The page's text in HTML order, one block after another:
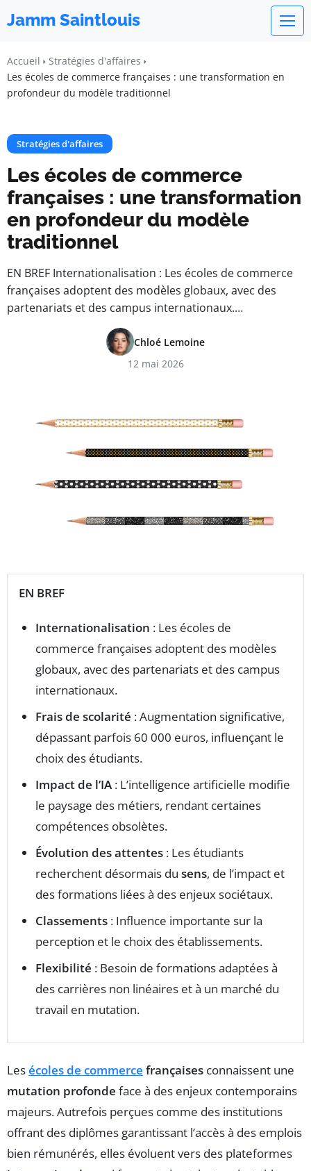
Jamm Saintlouis
Accueil
Stratégies d'affaires
Les écoles de commerce françaises : une transformation en
profondeur du modèle traditionnel
Stratégies d'affaires
Les écoles de commerce
françaises : une transformation
en profondeur du modèle
traditionnel
EN BREF Internationalisation : Les écoles de commerce
françaises adoptent des modèles globaux, avec des
partenariats et des campus internationaux.…
Chloé Lemoine
12 mai 2026
EN BREF
Internationalisation : Les écoles de
commerce françaises adoptent des modèles
globaux, avec des partenariats et des campus
internationaux.
Frais de scolarité : Augmentation significative,
dépassant parfois 60 000 euros, influençant le
choix des étudiants.
Impact de l’IA : L’intelligence artificielle modifie
le paysage des métiers, rendant certaines
compétences obsolètes.
Évolution des attentes : Les étudiants
recherchent désormais du sens, de l’impact et
des formations liées à des enjeux sociétaux.
Classements : Influence importante sur la
perception et le choix des établissements.
Flexibilité : Besoin de formations adaptées à
des carrières non linéaires et à un marché du
travail en mutation.
Lesécoles de commerce françaises connaissent une
mutation profonde face à des enjeux contemporains
majeurs. Autrefois perçues comme des institutions
offrant des diplômes garantissant l’accès à des emplois
bien rémunérés, elles évoluent vers des plateformes